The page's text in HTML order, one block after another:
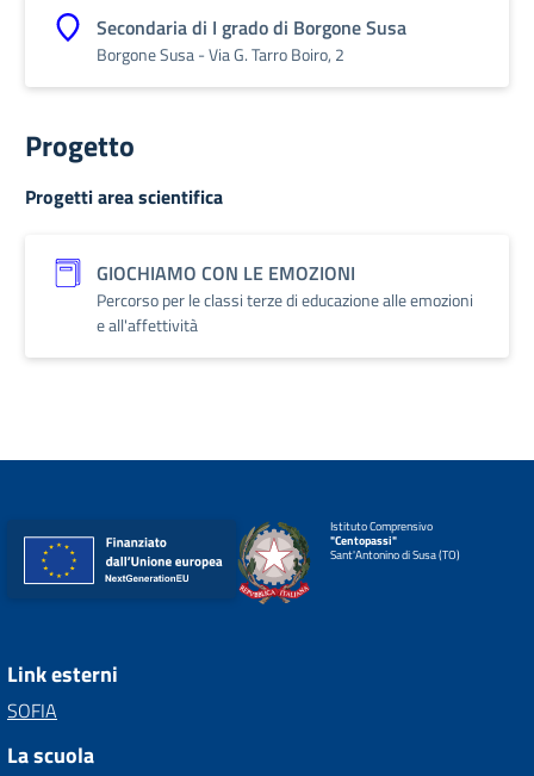
Secondaria di I grado di Borgone Susa
Borgone Susa - Via G. Tarro Boiro, 2
Progetto
Progetti area scientifica
GIOCHIAMO CON LE EMOZIONI
Percorso per le classi terze di educazione alle emozioni
e all'affettività
Istituto Comprensivo
"Centopassi"
Sant'Antonino di Susa (TO)
Link esterni
SOFIA
La scuola